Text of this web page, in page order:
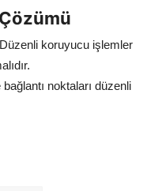
koruyucu işlemler
noktaları düzenli